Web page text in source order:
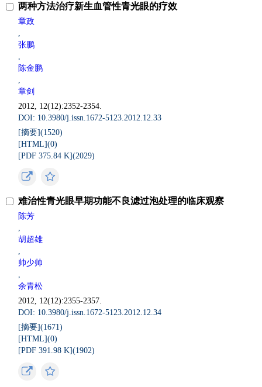
两种方法治疗新生血管性青光眼的疗效
章政
,
张鹏
,
陈金鹏
,
章剑
2012, 12(12):2352-2354.
DOI: 10.3980/j.issn.1672-5123.2012.12.33
[摘要](1520)
[HTML](0)
[PDF 375.84 K](2029)
难治性青光眼早期功能不良滤过泡处理的临床观察
陈芳
,
胡超雄
,
帅少帅
,
余青松
2012, 12(12):2355-2357.
DOI: 10.3980/j.issn.1672-5123.2012.12.34
[摘要](1671)
[HTML](0)
[PDF 391.98 K](1902)